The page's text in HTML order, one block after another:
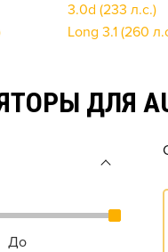
3.0d (233 л.с.)
Long 3.1 (260
ДЛЯ
До